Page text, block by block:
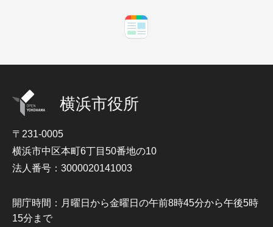
横浜市役所
〒231-0005
横浜市中区本町6丁目50番地の10
法人番号：3000020141003
開庁時間：月曜日から金曜日の午前8時45分から午後5時
15分まで